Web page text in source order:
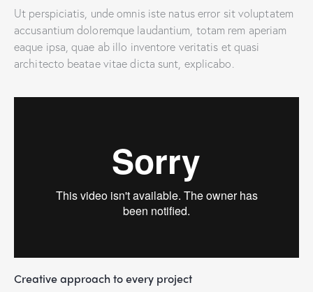
Ut perspiciatis, unde omnis iste natus error sit voluptatem
accusantium doloremque laudantium, totam rem aperiam
eaque ipsa, quae ab illo inventore veritatis et quasi
architecto beatae vitae dicta sunt, explicabo.
Creative approach to every project